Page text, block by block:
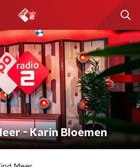
- Karin Bloemen